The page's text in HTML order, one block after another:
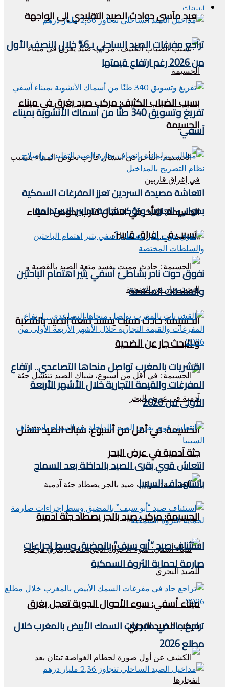
يعيد مآسي حوادث الصيد التقليدي إلى الواجهة
بسبب الضباب الكثيف: مركب صيد يغرق في ميناء
الحسيمة
الحسيمة: التأخر في انتشال قارب بحوض الميناء
يتسبب في إغراق قاربين
الحسيمة: حادث مميت يفسد متعة الصيد بالقصبة
و البحث جار عن الضحية
الحسيمة: في أقل من أسبوع، شباك الصيد تنتشل
جثة آدمية في عرض البحر
الحسيمة: مركب صيد بالجر يصطاد جثة آدمية
ميناء أسفي: سوء الأحوال الجوية تعجل بغرق
مركب للصيد البحري
اسماك
تراجع مفرغات الصيد الساحلي بـ6% خلال النصف الأول
من 2026 رغم ارتفاع قيمتها
تفريغ وتسويق 340 طنًا من أسماك الأنشوبة بميناء
آسفي
انتعاشة مصيدة السردين تعزز المفرغات السمكية
بموانئ الجنوب وتؤكد نجاعة تدابير الاستدامة
نفوق حوت نادر بشاطئ آسفي يثير اهتمام الباحثين
والسلطات المختصة
القشريات بالمغرب تواصل منحاها التصاعدي.. ارتفاع
المفرغات والقيمة التجارية خلال الأشهر الأربعة
الأولى من 2026
انتعاش قوي بقرى الصيد بالداخلة بعد السماح
باستهداف السيبيا
استئناف صيد “أبو سيف” بالمضيق وسط إجراءات
صارمة لحماية الثروة السمكية
تراجع حاد في مفرغات السمك الأبيض بالمغرب خلال
مطلع 2026